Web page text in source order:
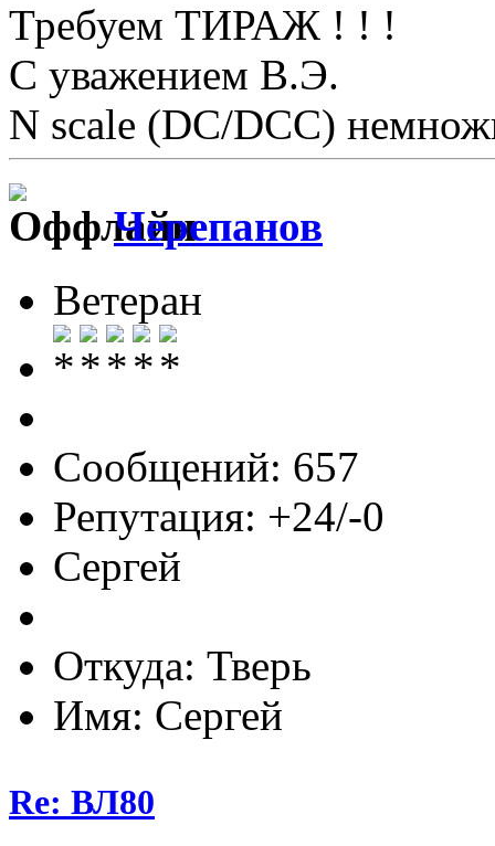
Требуем ТИРАЖ ! ! !
С уважением В.Э.
N scale (DC/DCC)
Черепанов
Ветеран
Сообщений: 657
Репутация: +24/-0
Сергей
Откуда: Тверь
Имя: Сергей
Re: ВЛ80